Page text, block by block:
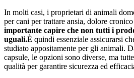
In molti casi, i proprietari di animali
per cani per trattare ansia, dolore
importante capire che non tutti i
uguali.È quindi essenziale assicurarsi
studiato appositamente per gli animali.
capsule, le opzioni sono diverse, ma
qualità per garantire sicurezza ed